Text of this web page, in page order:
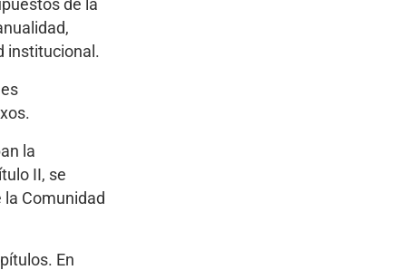
de la
institucional.
la
II, se
Comunidad
En